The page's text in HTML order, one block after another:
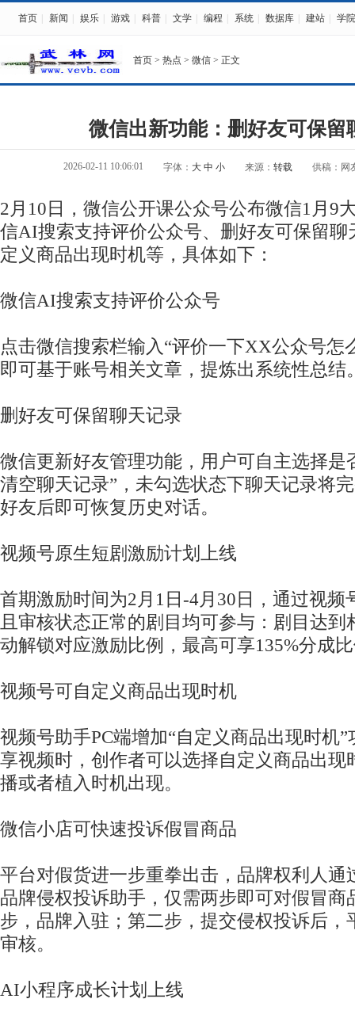
首页 新闻 娱乐 游戏 科普 文学 编程 系统 数据库 建站 学院
首页 > 热点 > 微信 > 正文
微信出新功能：删好友可保留
2026-02-11 10:06:01 字体： 大 中 小 来源： 转载 供稿：网
2月10日，微信公开课公众号公布微信1月9
信AI搜索支持评价公众号、删好友可保留聊
定义商品出现时机等，具体如下：
微信AI搜索支持评价公众号
点击微信搜索栏输入“评价一下XX公众号怎
即可基于账号相关文章，提炼出系统性总结
删好友可保留聊天记录
微信更新好友管理功能，用户可自主选择是
清空聊天记录”，未勾选状态下聊天记录将
好友后即可恢复历史对话。
视频号原生短剧激励计划上线
首期激励时间为2月1日-4月30日，通过视频
且审核状态正常的剧目均可参与：剧目达
动解锁对应激励比例，最高可享135%分成
视频号可自定义商品出现时机
视频号助手PC端增加“自定义商品出现时机
享视频时，创作者可以选择自定义商品出现
播或者植入时机出现。
微信小店可快速投诉假冒商品
平台对假货进一步重拳出击，品牌权利人通
品牌侵权投诉助手，仅需两步即可对假冒商
步，品牌入驻；第二步，提交侵权投诉后，
审核。
AI小程序成长计划上线